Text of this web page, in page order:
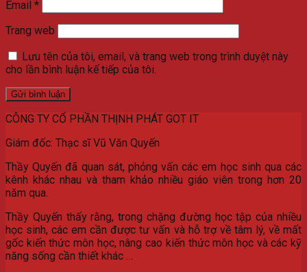
Email *
Trang web
Lưu tên của tôi, email, và trang web trong trình duyệt này
cho lần bình luận kế tiếp của tôi.
CÔNG TY CỔ PHẦN THỊNH PHÁT GOT IT
Giám đốc: Thạc sĩ Vũ Văn Quyến
Thầy Quyến đã quan sát, phỏng vấn các em học sinh qua các
kênh khác nhau và tham khảo nhiều giáo viên trong hơn 20
năm qua.
Thầy Quyến thấy rằng, trong chặng đường học tập của nhiều
học sinh, các em cần được tư vấn và hỗ trợ về tâm lý, về mất
gốc kiến thức môn học, nâng cao kiến thức môn học và các kỹ
năng sống cần thiết khác …